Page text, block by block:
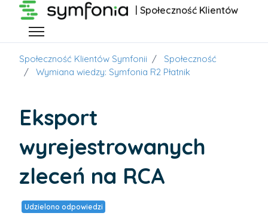
Przejdź do głównej zawartości | Społeczność Klientów
Przełącz menu nawigacyjne
Społeczność Klientów Symfonii
Społeczność
Wymiana wiedzy: Symfonia R2 Płatnik
Eksport
wyrejestrowanych
zleceń na RCA
Udzielono odpowiedzi